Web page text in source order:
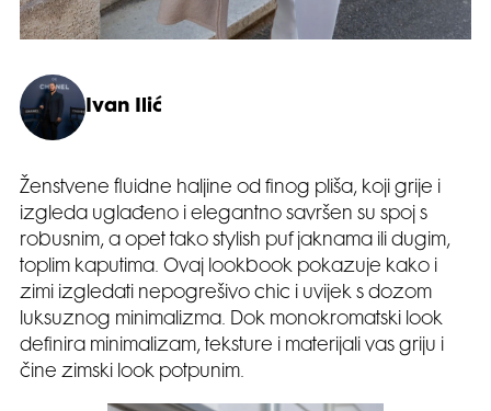
Ivan Ilić
Ženstvene fluidne haljine od finog pliša, koji grije i
izgleda uglađeno i elegantno savršen su spoj s
robusnim, a opet tako stylish puf jaknama ili dugim,
toplim kaputima. Ovaj lookbook pokazuje kako i
zimi izgledati nepogrešivo chic i uvijek s dozom
luksuznog minimalizma. Dok monokromatski look
definira minimalizam, teksture i materijali vas griju i
čine zimski look potpunim.